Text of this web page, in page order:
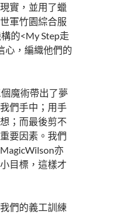
實，並用了蠟
軍竹園綜合服
的<My Step走
心，編織他們的
魔術帶出了夢
們手中；用手
；而最後剪不
要因素。我們
亦
目標，這樣才
們的義工訓練